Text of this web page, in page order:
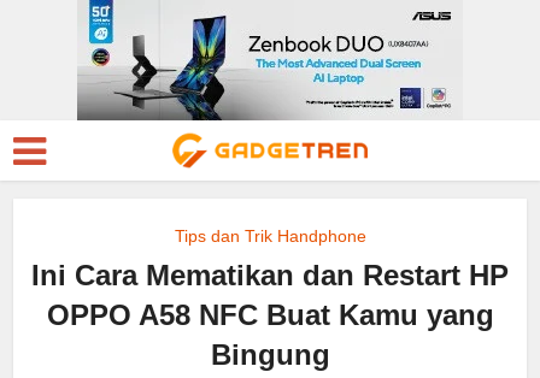
Tips dan Trik Handphone
Ini Cara Mematikan dan Restart HP
OPPO A58 NFC Buat Kamu yang
Bingung